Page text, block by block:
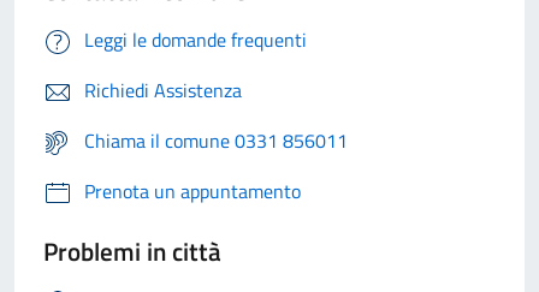
Leggi le domande frequenti
Richiedi Assistenza
Chiama il comune 0331 856011
Prenota un appuntamento
Problemi in città